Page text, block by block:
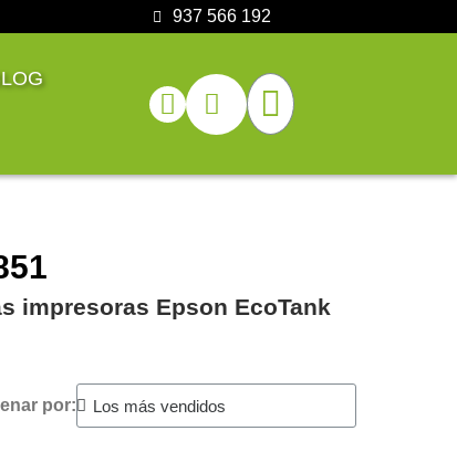
937 566 192
impresoras Epson EcoTank
por: